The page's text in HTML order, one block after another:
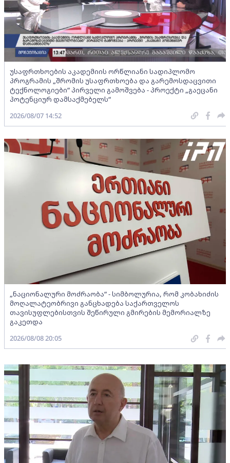
უსაფრთხოების აკადემიის ორწლიანი სადიპლომო
პროგრამის „შრომის უსაფრთხოება და გარემოსდაცვითი
ტექნოლოგიები“ პირველი გამოშვება - პროექტი „გაეცანი
პოტენციურ დამსაქმებელს“
2026/08/07 14:52
„ნაციონალური მოძრაობა“ - სიმბოლურია, რომ კობახიძის
მოღალატეობრივი განცხადება საქართველოს
თავისუფლებისთვის შეწირული გმირების მემორიალზე
გაკეთდა
2026/08/08 20:05